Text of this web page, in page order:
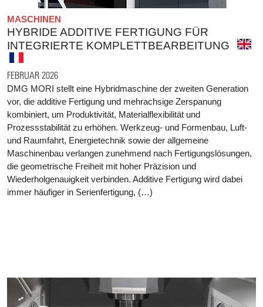
MASCHINEN
HYBRIDE ADDITIVE FERTIGUNG FÜR
INTEGRIERTE KOMPLETTBEARBEITUNG
FEBRUAR 2026
DMG MORI stellt eine Hybridmaschine der zweiten Generation
vor, die additive Fertigung und mehrachsige Zerspanung
kombiniert, um Produktivität, Materialflexibilität und
Prozessstabilität zu erhöhen. Werkzeug- und Formenbau, Luft-
und Raumfahrt, Energietechnik sowie der allgemeine
Maschinenbau verlangen zunehmend nach Fertigungslösungen,
die geometrische Freiheit mit hoher Präzision und
Wiederholgenauigkeit verbinden. Additive Fertigung wird dabei
immer häufiger in Serienfertigung, (…)